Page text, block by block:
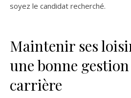
soyez le candidat recherché.
Maintenir ses
une bonne gestion
carrière